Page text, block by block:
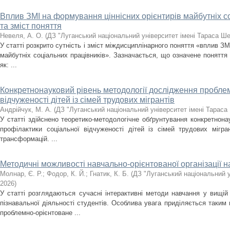
Вплив ЗМІ на формування ціннісних орієнтирів майбутніх
та зміст поняття
Невеля, А. О. (ДЗ "Луганський національний університет імені Тараса
У статті розкрито сутність і зміст міждисциплінарного поняття «вплив
майбутніх соціальних працівників». Зазначається, що означене
як: ...
Конкретнонауковий рівень методології дослідження
відчуженості дітей із сімей трудових мігрантів
Андрійчук, М. А. (ДЗ "Луганський національний університет імені
У статті здійснено теоретико-методологічне обґрунтування
профілактики соціальної відчуженості дітей із сімей трудових
трансформацій. ...
Методичні можливості навчально-орієнтованої організації
Молнар, Є. Р.; Фодор, К. Й.; Гнатик, К. Б. (ДЗ "Луганський національний
2026)
У статті розглядаються сучасні інтерактивні методи навчання у
пізнавальної діяльності студентів. Особлива увага приділяється
проблемно-орієнтоване ...